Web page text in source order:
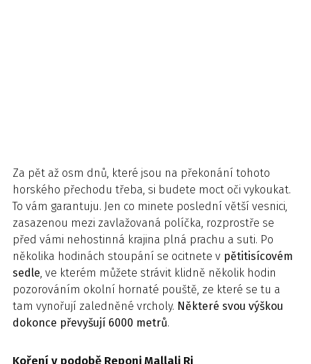
Za pět až osm dnů, které jsou na překonání tohoto
horského přechodu třeba, si budete moct oči vykoukat.
To vám garantuju. Jen co minete poslední větší vesnici,
zasazenou mezi zavlažovaná políčka, rozprostře se
před vámi nehostinná krajina plná prachu a suti. Po
několika hodinách stoupání se ocitnete v pětitisícovém
sedle, ve kterém můžete strávit klidně několik hodin
pozorováním okolní hornaté pouště, ze které se tu a
tam vynořují zaledněné vrcholy. Některé svou výškou
dokonce převyšují 6000 metrů.
Koření v podobě Reponi Mallali Ri